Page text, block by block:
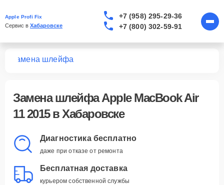
Apple Profi Fix
Сервис в Хабаровске
+7 (958) 295-29-36
+7 (800) 302-59-91
Замена шлейфа
Замена шлейфа Apple MacBook Air
11 2015 в Хабаровске
Диагностика бесплатно
даже при отказе от ремонта
Бесплатная доставка
курьером собственной службы